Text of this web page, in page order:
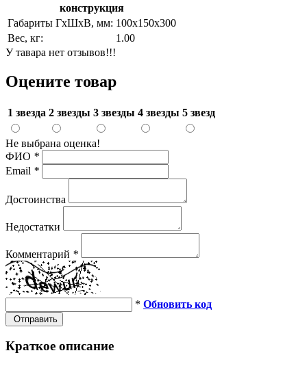
конструкция
Габариты ГхШхВ, мм: 100х150х300
Вес, кг:
1.00
У тавара нет отзывов!!!
Оцените товар
1 звезда 2 звезды 3 звезды 4 звезды 5 звезд
Не выбрана оценка!
ФИО *
Email *
Достоинства
Недостатки
Комментарий *
* Обновить код
Отправить
Краткое описание